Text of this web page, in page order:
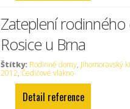
Zateplení
Rosice u Brna
Štítky: Rodinné domy, Jihomoravský
2012,Čedičové vlákno
Detail reference